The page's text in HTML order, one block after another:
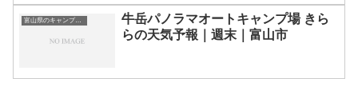
富山県のキャンプ場一覧
牛岳パノラマオートキャンプ場 きら
らの天気予報｜週末｜富山市